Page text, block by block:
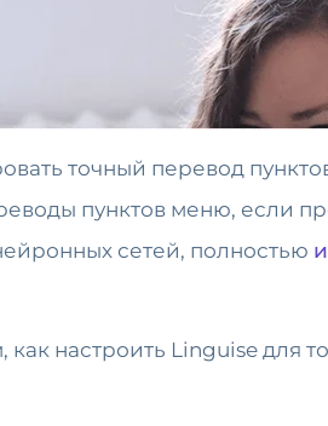
точный перевод
пунктов меню, если
сетей, полностью
настроить Linguise для